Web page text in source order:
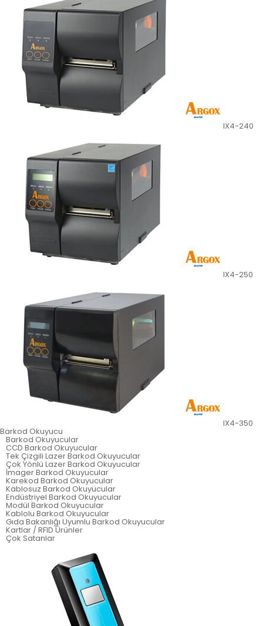
IX4-240
IX4-250
IX4-350
Barkod Okuyucu
Barkod Okuyucular
CCD Barkod Okuyucular
Tek Çizgili Lazer Barkod Okuyucular
Çok Yönlü Lazer Barkod Okuyucular
İmager Barkod Okuyucular
Karekod Barkod Okuyucular
Kablosuz Barkod Okuyucular
Endüstriyel Barkod Okuyucular
Modül Barkod Okuyucular
Kablolu Barkod Okuyucular
Gıda Bakanlığı Uyumlu Barkod Okuyucular
Kartlar / RFID Ürünler
Çok Satanlar